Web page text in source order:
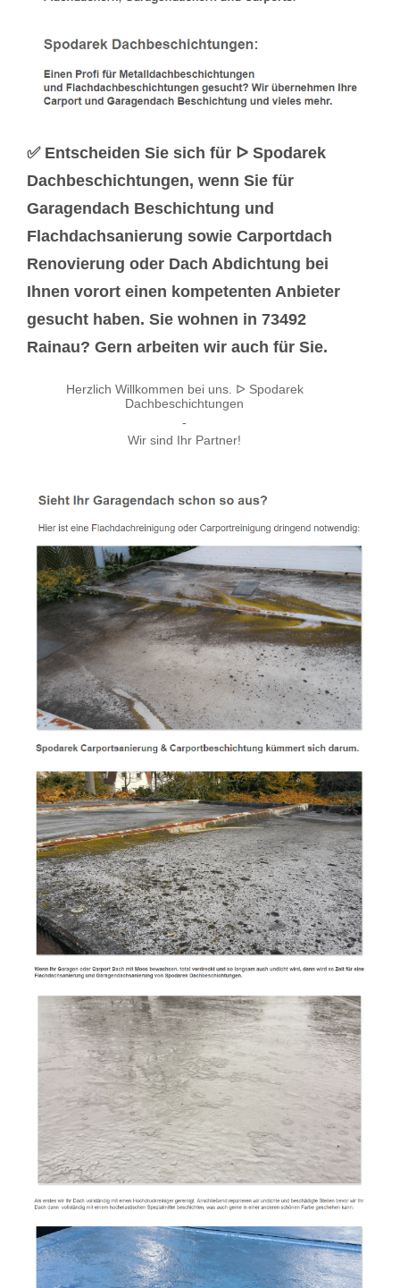
✅ Entscheiden Sie sich für ᐅ Spodarek
Dachbeschichtungen, wenn Sie für
Garagendach Beschichtung und
Flachdachsanierung sowie Carportdach
Renovierung oder Dach Abdichtung bei
Ihnen vorort einen kompetenten Anbieter
gesucht haben. Sie wohnen in 73492
Rainau? Gern arbeiten wir auch für Sie.
Herzlich Willkommen bei uns. ᐅ Spodarek
Dachbeschichtungen
-
Wir sind Ihr Partner!